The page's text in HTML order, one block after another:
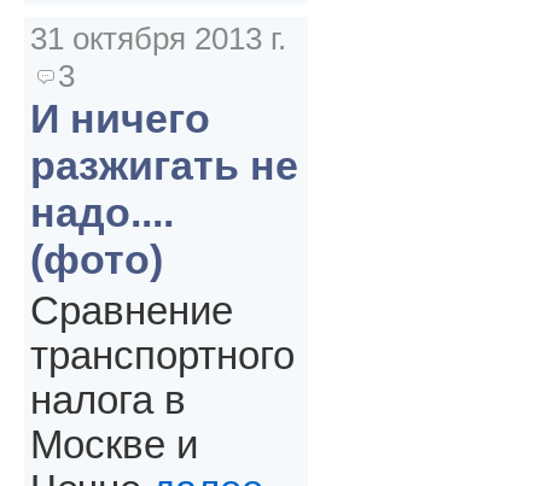
31 октября 2013 г.
3
И ничего
разжигать не
надо....
(фото)
Сравнение
транспортного
налога в
Москве и